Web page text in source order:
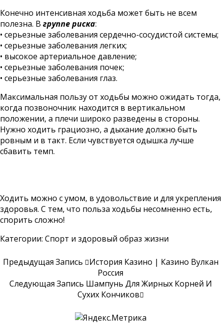
Конечно интенсивная ходьба может быть не всем
полезна. В группе риска:
• серьезные заболевания сердечно-сосудистой системы;
• серьезные заболевания легких;
• высокое артериальное давление;
• серьезные заболевания почек;
• серьезные заболевания глаз.
Максимальная пользу от ходьбы можно ожидать тогда,
когда позвоночник находится в вертикальном
положении, а плечи широко разведены в стороны.
Нужно ходить грациозно, а дыхание должно быть
ровным и в такт. Если чувствуется одышка лучше
сбавить темп.
Ходить можно с умом, в удовольствие и для укрепления
здоровья. С тем, что польза ходьбы несомненно есть,
спорить сложно!
Категории: Спорт и здоровый образ жизни
Предыдущая Запись
История Казино | Казино Вулкан
Россия
Следующая Запись Шампунь Для Жирных Корней И
Сухих Кончиков